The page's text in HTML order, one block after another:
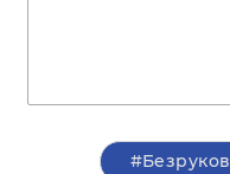
#Безруков